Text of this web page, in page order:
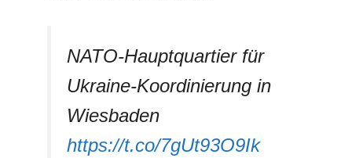
NATO-Hauptquartier für
Ukraine-Koordinierung in
Wiesbaden
https://t.co/7gUt93O9Ik